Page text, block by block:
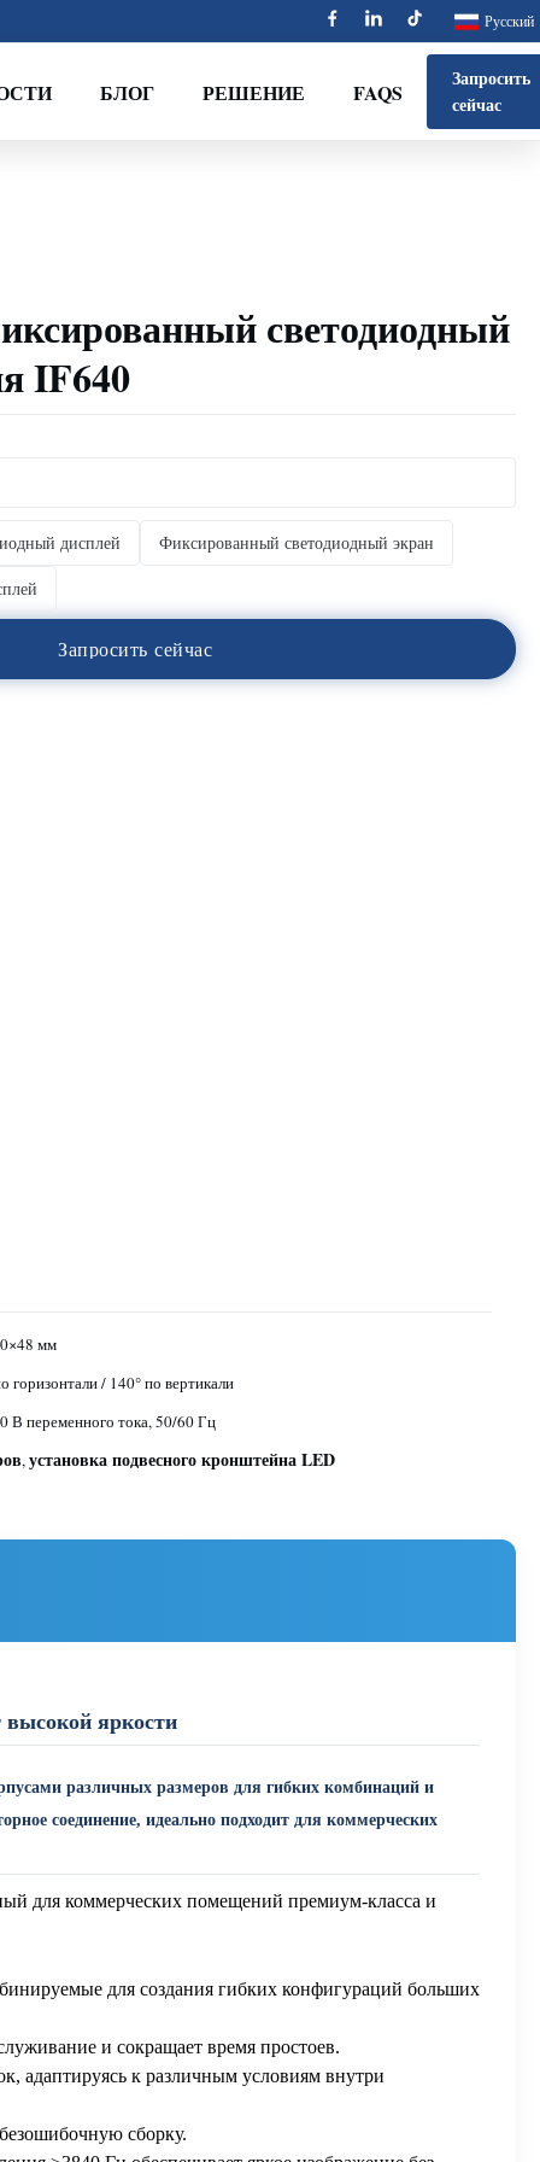
Русский
БЛОГ РЕШЕНИЕ FAQS
Запросить
сейчас
светодиодный
IF640
дисплей
Фиксированный светодиодный экран
Запросить сейчас
мм
горизонтали / 140° по вертикали
В переменного тока, 50/60 Гц
,установка подвесного кронштейна LED
высокой яркости
различных размеров для гибких комбинаций и
соединение, идеально подходит для коммерческих
для коммерческих помещений премиум-класса и
для создания гибких конфигураций больших
и сокращает время простоев.
адаптируясь к различным условиям внутри
сборку.